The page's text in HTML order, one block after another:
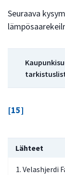
Seuraava
[15]
Lähteet
Velashjerdi